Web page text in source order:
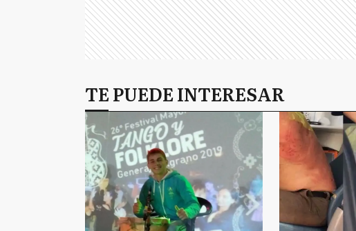
TE PUEDE INTERESAR